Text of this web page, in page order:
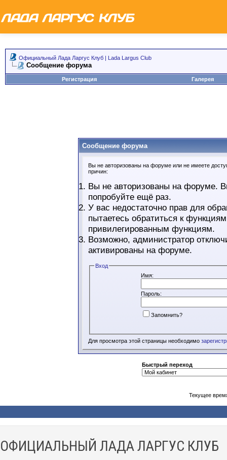
Официальный Лада Ларгус Клуб | Lada Largus Club
Сообщение форума
Регистрация Галерея
Сообщение форума
Вы не авторизованы на форуме или не имеете
причин:
Вы не авторизованы на форуме.
попробуйте ещё раз.
У вас недостаточно прав для
пытаетесь обратиться к
привилегированным функциям.
Возможно, администратор
активированы на форуме.
Вход
Имя:
Пароль:
Запомнить?
Для просмотра этой страницы необходимо
Быстрый переход
Текущее
ОФИЦИАЛЬНЫЙ ЛАДА ЛАРГУС КЛУБ